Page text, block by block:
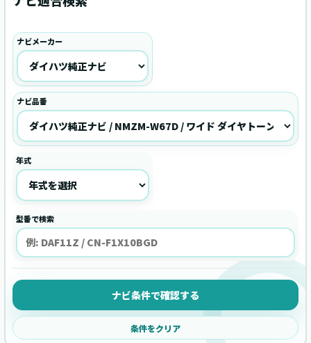
ナビメーカー
ナビ品番
年式
型番で検索
ナビ条件で確認する
条件をクリア